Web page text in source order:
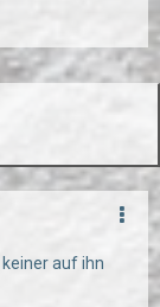
auf ihn